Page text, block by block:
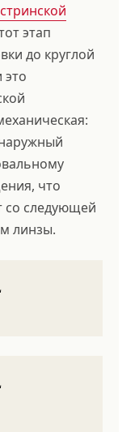
этап
до круглой
что
со следующей
линзы.